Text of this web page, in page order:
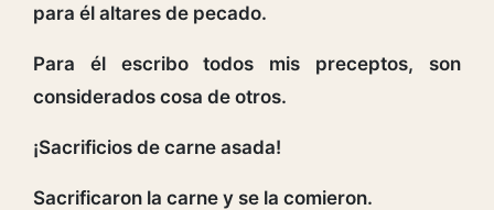
para él altares de pecado.
Para él escribo todos mis preceptos, son
considerados cosa de otros.
¡Sacrificios de carne asada!
Sacrificaron la carne y se la comieron.